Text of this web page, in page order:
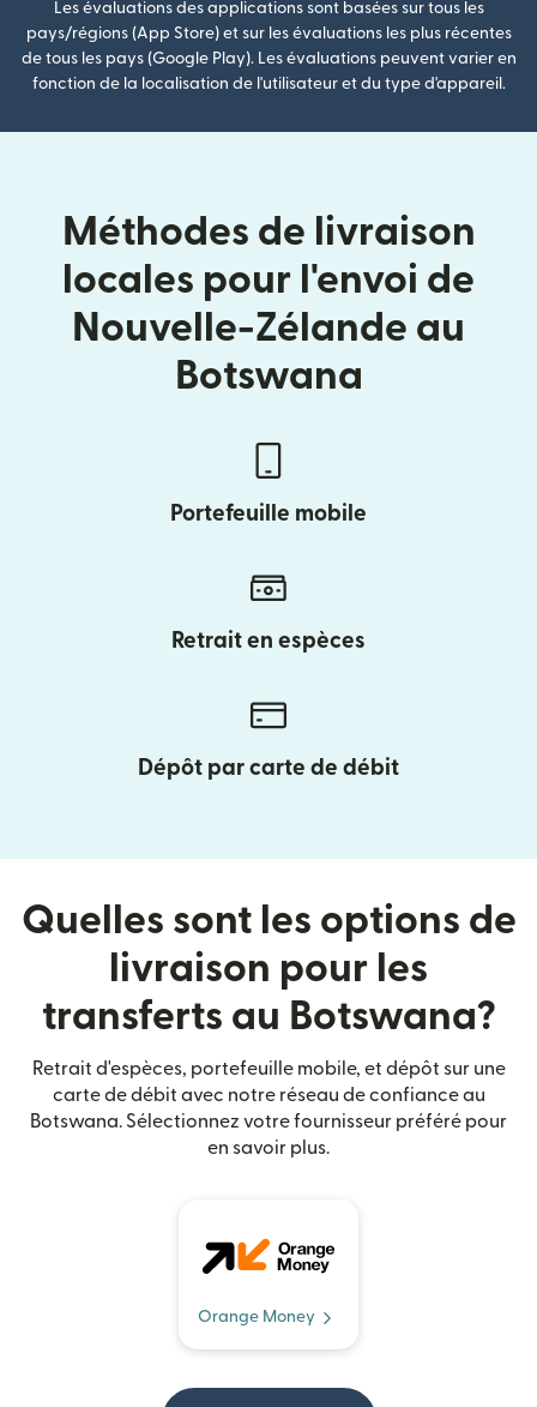
Les évaluations des applications sont basées sur tous les
pays/régions (App Store) et sur les évaluations les plus récentes
de tous les pays (Google Play). Les évaluations peuvent varier en
fonction de la localisation de l'utilisateur et du type d'appareil.
Méthodes de livraison
locales pour l'envoi de
Nouvelle-Zélande au
Botswana
Portefeuille mobile
Retrait en espèces
Dépôt par carte de débit
Quelles sont les options de
livraison pour les
transferts au Botswana?
Retrait d'espèces, portefeuille mobile, et dépôt sur une
carte de débit avec notre réseau de confiance au
Botswana. Sélectionnez votre fournisseur préféré pour
en savoir plus.
Orange Money